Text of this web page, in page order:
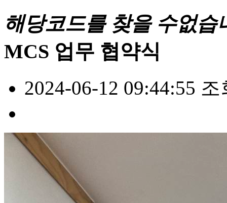
해당코드를 찾을 수없습
MCS 업무 협약식
2024-06-12 09:44:55 조